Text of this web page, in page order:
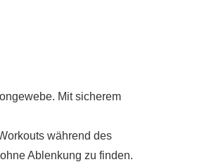
Mit sicherem
während des
Ablenkung zu finden.